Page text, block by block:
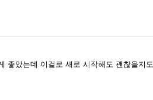
좋았는데 이걸로 새로 시작해도 괜찮을지도